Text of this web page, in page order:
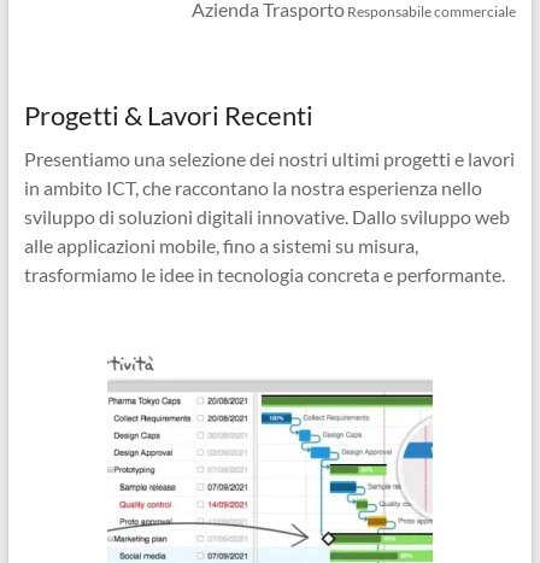
Azienda Trasporto Responsabile commerciale
Progetti & Lavori Recenti
Presentiamo una selezione dei nostri ultimi progetti e lavori
in ambito ICT, che raccontano la nostra esperienza nello
sviluppo di soluzioni digitali innovative. Dallo sviluppo web
alle applicazioni mobile, fino a sistemi su misura,
trasformiamo le idee in tecnologia concreta e performante.